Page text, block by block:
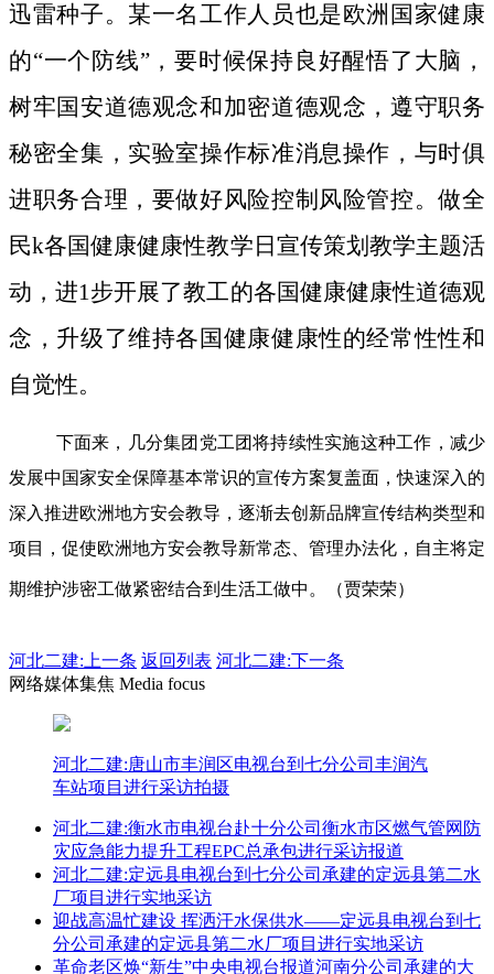
迅雷种子。 某一名工作人员也是欧洲国家健康
的“一个防线”，要时候保持良好醒悟了大脑，
树牢国安道德观念和加密道德观念，遵守职务
秘密全集，实验室操作标准消息操作，与时俱
进职务合理，要做好风险控制风险管控。做全
民k各国健康健康性教学日宣传策划教学主题活
动，进1步开展了教工的各国健康健康性道德观
念，升级了维持各国健康健康性的经常性性和
自觉性。
下面来，几分集团党工团将持续性实施这种工作，减少
发展中国家安全保障基本常识的宣传方案复盖面，快速深入的
深入推进欧洲地方安会教导，逐渐去创新品牌宣传结构类型和
项目，促使欧洲地方安会教导新常态、管理办法化，自主将定
期维护涉密工做紧密结合到生活工做中。（贾荣荣）
河北二建: 上一条 返回列表 河北二建:下一条
网络媒体集焦 Media focus
河北二建:唐山市丰润区电视台到七分公司丰润汽
车站项目进行采访拍摄
河北二建:衡水市电视台赴十分公司衡水市区燃气管网防
灾应急能力提升工程EPC总承包进行采访报道
河北二建:定远县电视台到七分公司承建的定远县第二水
厂项目进行实地采访
迎战高温忙建设 挥洒汗水保供水——定远县电视台到七
分公司承建的定远县第二水厂项目进行实地采访
革命老区焕“新生”中央电视台报道河南分公司承建的大